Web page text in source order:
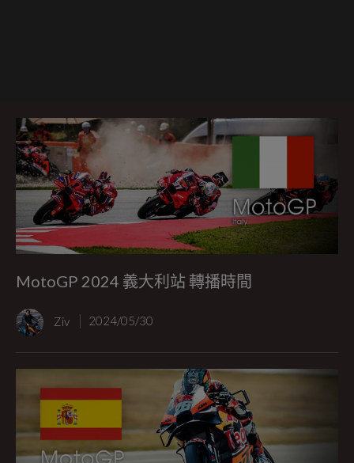
MotoGP 2024 義大利站 轉播時間
Ziv 2024/05/30